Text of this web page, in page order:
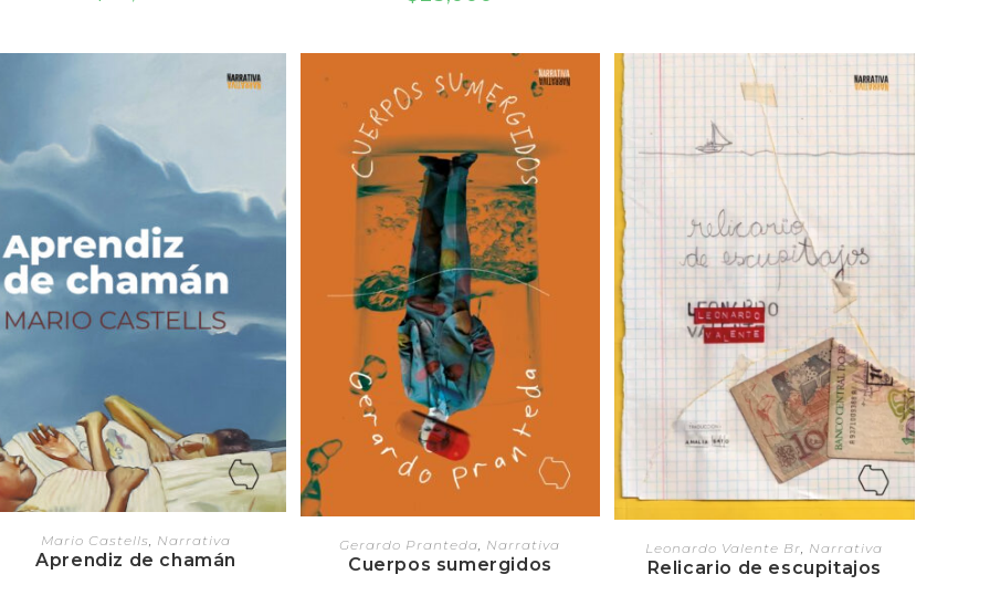
AGREGAR AL CARRITO
Mario Castells, Narrativa
Aprendiz de chamán
AGREGAR AL CARRITO
Gerardo Pranteda Narrativa
Cuerpos sumergidos
AGREGAR AL CARRITO
Leonardo Valente Br, Narrativa
Relicario de escupitajos